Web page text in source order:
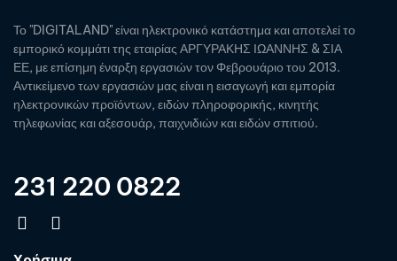
Το "DIGITALAND" είναι ηλεκτρονικό κατάστημα και αποτελεί το
εμπορικό κομμάτι της εταιρίας ΑΡΓΥΡΑΚΗΣ ΙΩΑΝΝΗΣ & ΣΙΑ
ΕΕ, με επίσημη έναρξη εργασιών τον Φεβρουάριο του 2013.
Αντικείμενο των εργασιών μας είναι η εισαγωγή και εμπορία
ηλεκτρονικών προϊόντων, ειδών πληροφορικής, κινητής
τηλεφωνίας και αξεσουάρ, παιχνιδιών και ειδών σπιτιού.
231 220 0822